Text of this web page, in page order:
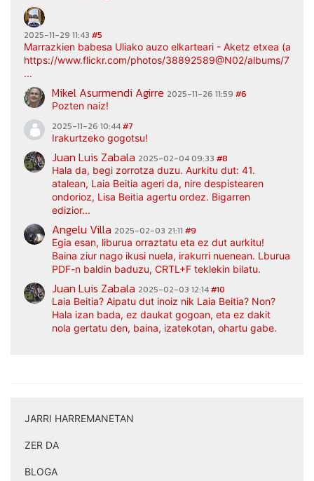
2025-11-29 11:43 #5
Marrazkien babesa Uliako auzo elkarteari - Aketz etxea
https://www.flickr.com/photos/38892589@N02/albums/
...
Mikel Asurmendi Agirre 2025-11-26 11:59 #6
Pozten naiz!
2025-11-26 10:44#7
Irakurtzeko gogotsu!
Juan Luis Zabala 2025-02-04 09:33 #8
Hala da, begi zorrotza duzu. Aurkitu dut: 41.
atalean, Laia Beitia ageri da, nire despistearen
ondorioz, Lisa Beitia agertu ordez. Bigarren
edizior...
Angelu Villa 2025-02-03 21:11 #9
Egia esan, liburua orraztatu eta ez dut aurkitu!
Baina ziur nago ikusi nuela, irakurri nuenean. Lburua
PDF-n baldin baduzu, CRTL+F teklekin bilatu.
Juan Luis Zabala 2025-02-03 12:14#10
Laia Beitia? Aipatu dut inoiz nik Laia Beitia? Non?
Hala izan bada, ez daukat gogoan, eta ez dakit
nola gertatu den, baina, izatekotan, ohartu gabe.
JARRI HARREMANETAN
ZER DA
BLOGA